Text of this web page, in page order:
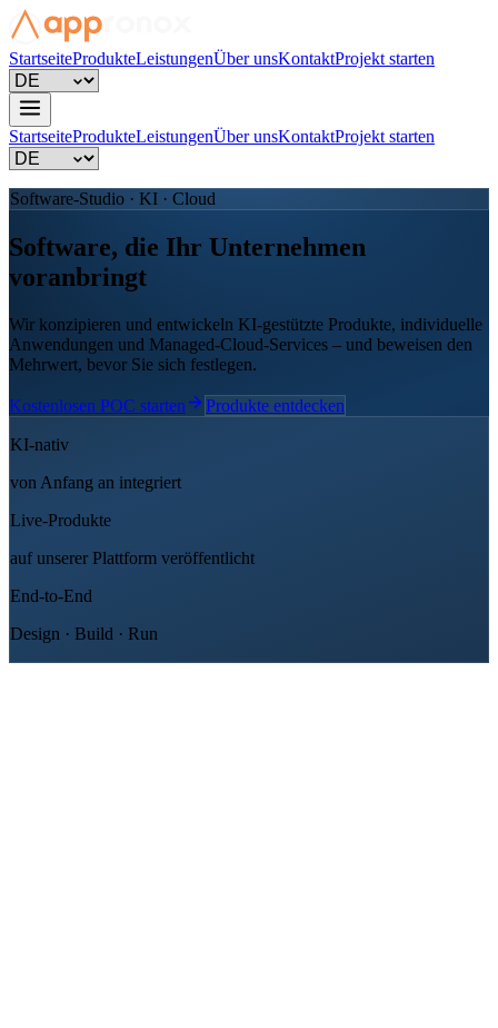
StartseiteProdukteLeistungenÜber unsKontaktProjekt starten
StartseiteProdukteLeistungenÜber unsKontaktProjekt starten
Software-Studio · KI · Cloud
Software, die Ihr Unternehmen
voranbringt
Wir konzipieren und entwickeln KI-gestützte Produkte, individuelle
Anwendungen und Managed-Cloud-Services – und beweisen den
Mehrwert, bevor Sie sich festlegen.
Kostenlosen POC starten Produkte entdecken
KI-nativ
von Anfang an integriert
Live-Produkte
auf unserer Plattform veröffentlicht
End-to-End
Design · Build · Run